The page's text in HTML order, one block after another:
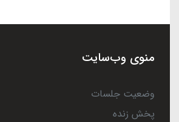
منوی وب‌سایت
وضعیت جلسات
پخش زنده